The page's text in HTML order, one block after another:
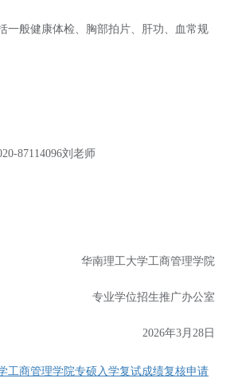
一般健康体检、胸部拍片、肝功、血常规
87114096刘老师
华南理工大学工商管理学院
专业学位招生推广办公室
2026年3月28日
工商管理学院专硕入学复试成绩复核申请